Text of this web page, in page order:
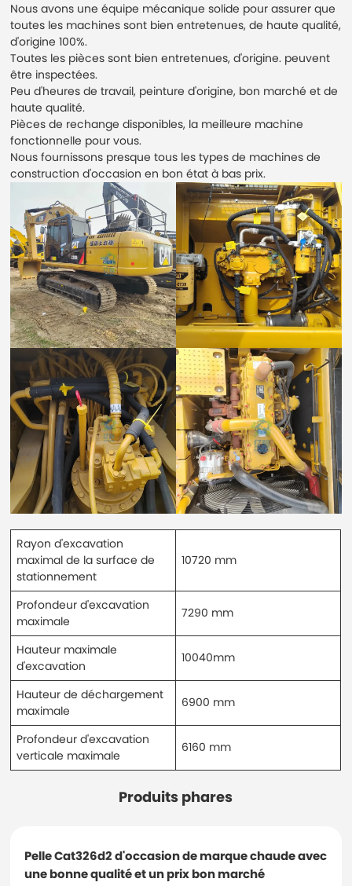
Nous avons une équipe mécanique solide pour assurer que
toutes les machines sont bien entretenues, de haute qualité,
d'origine 100%.
Toutes les pièces sont bien entretenues, d'origine. peuvent
être inspectées.
Peu d'heures de travail, peinture d'origine, bon marché et de
haute qualité.
Pièces de rechange disponibles, la meilleure machine
fonctionnelle pour vous.
Nous fournissons presque tous les types de machines de
construction d'occasion en bon état à bas prix.
Rayon d'excavation
maximal de la surface de
stationnement
10720 mm
Profondeur d'excavation
maximale
7290 mm
Hauteur maximale
d'excavation
10040mm
Hauteur de déchargement
maximale
6900 mm
Profondeur d'excavation
verticale maximale
6160 mm
Produits phares
Pelle Cat326d2 d'occasion de marque chaude avec
une bonne qualité et un prix bon marché